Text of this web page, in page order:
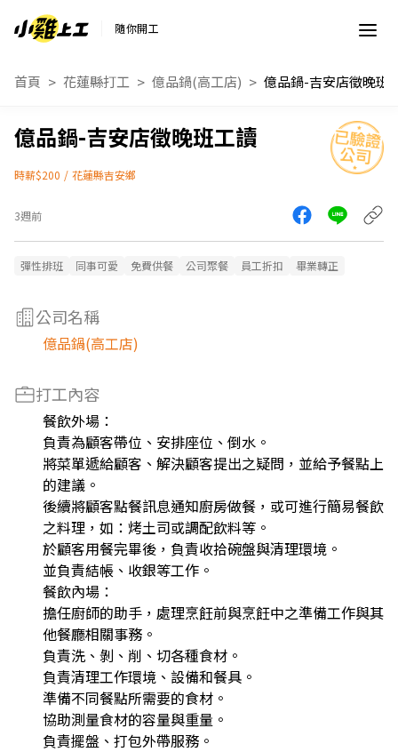
隨你開工
首頁 花蓮縣打工 億品鍋(高工店) 億品鍋-吉安店徵晚班
億品鍋-吉安店徵晚班工讀
時薪$200 / 花蓮縣吉安鄉
3週前
彈性排班 同事可愛 免費供餐 公司聚餐 員工折扣 畢業轉正
公司名稱
億品鍋(高工店)
打工內容
餐飲外場：
負責為顧客帶位、安排座位、倒水。
將菜單遞給顧客、解決顧客提出之疑問，並給予餐點上
的建議。
後續將顧客點餐訊息通知廚房做餐，或可進行簡易餐飲
之料理，如：烤土司或調配飲料等。
於顧客用餐完畢後，負責收拾碗盤與清理環境。
並負責結帳、收銀等工作。
餐飲內場：
擔任廚師的助手，處理烹飪前與烹飪中之準備工作與其
他餐廳相關事務。
負責洗、剝、削、切各種食材。
負責清理工作環境、設備和餐具。
準備不同餐點所需要的食材。
協助測量食材的容量與重量。
負責擺盤、打包外帶服務。